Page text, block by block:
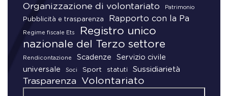
Organizzazione di volontariato Patrimonio
Pubblicità e trasparenza Rapporto con la Pa
Regime fiscale Ets
Registro unico
nazionale del Terzo settore
Rendicontazione Scadenze
Servizio civile
universale
Soci Sport statuti Sussidiarietà
Trasparenza Volontariato